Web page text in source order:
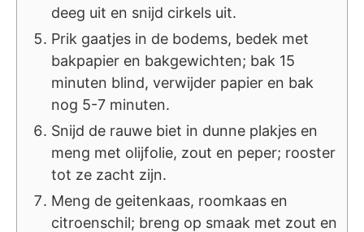
deeg uit en snijd cirkels uit.
Prik gaatjes in de bodems, bedek met
bakpapier en bakgewichten; bak 15
minuten blind, verwijder papier en bak
nog 5-7 minuten.
Snijd de rauwe biet in dunne plakjes en
meng met olijfolie, zout en peper; rooster
tot ze zacht zijn.
Meng de geitenkaas, roomkaas en
citroenschil; breng op smaak met zout en